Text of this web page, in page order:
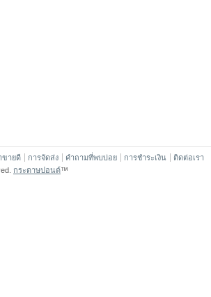
ขายดี การจัดส่ง คำถามที่พบบ่อย การชำระเงิน
ติดต่อเรา
กระดาษปอนด์™